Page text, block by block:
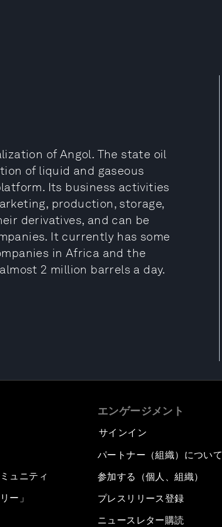
of Angol. The state oil
of liquid and gaseous
Its business activities
production, storage,
derivatives, and can be
It currently has some
in Africa and the
2 million barrels a day.
ュニティ
ー」
エンゲージメント
サインイン
パートナー（組織）について
参加する（個人、組織）
プレスリリース登録
ニュースレター購読